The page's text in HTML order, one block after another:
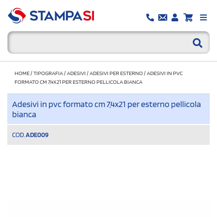
HOME/TIPOGRAFIA/ADESIVI /ADESIVI PER ESTERNO/ADESIVI IN PVC
FORMATO CM 7,4X21 PER ESTERNO PELLICOLA BIANCA
Adesivi in pvc formato cm 7,4x21 per esterno pellicola
bianca
COD. ADE009